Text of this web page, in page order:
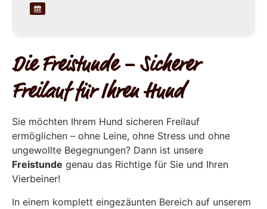
Die Freistunde – Sicherer
Freilauf für Ihren Hund
Sie möchten Ihrem Hund sicheren Freilauf
ermöglichen – ohne Leine, ohne Stress und ohne
ungewollte Begegnungen? Dann ist unsere
Freistunde genau das Richtige für Sie und Ihren
Vierbeiner!
In einem komplett eingezäunten Bereich auf unserem